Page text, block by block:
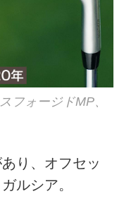
フォージドMP、
り、オフセッ
ルシア。